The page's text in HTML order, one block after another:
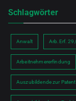
Schlagwörter
Anwalt Arb.Erf.
Arbeitnehmererfindung
Auszubildende zur